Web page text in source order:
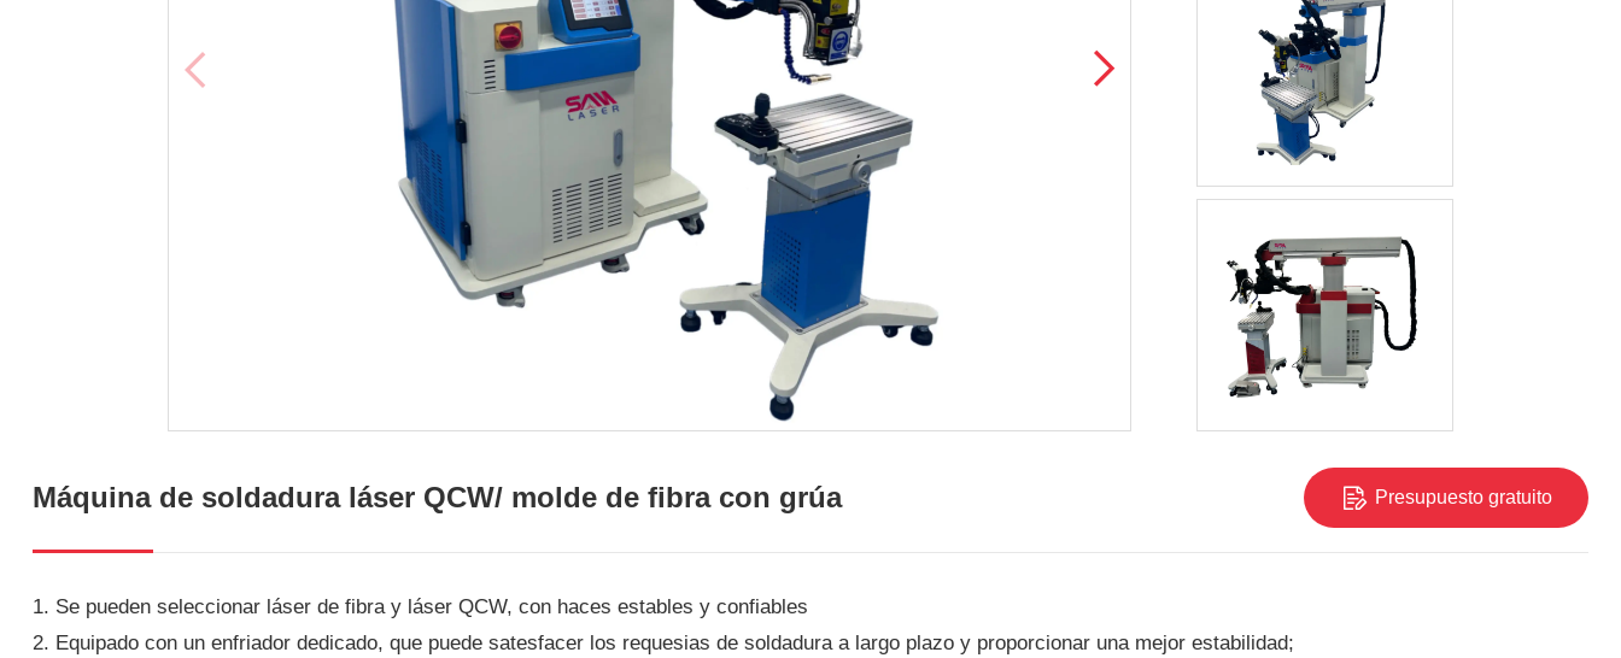
Máquina de soldadura láser QCW/ molde de fibra con grúa Presupuesto gratuito
1. Se pueden seleccionar láser de fibra y láser QCW, con haces estables y confiables
2. Equipado con un enfriador dedicado, que puede satesfacer los requesias de soldadura a largo plazo y proporcionar una mejor estabilidad;